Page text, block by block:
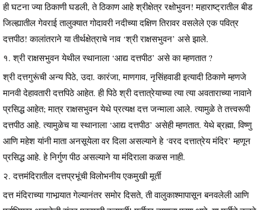
ही घटना ज्या ठिकाणी घडली, ते ठिकाण आहे श्रीक्षेत्र रक्षोभुवन! महाराष्ट्रातील बीड
जिल्ह्यातील गेवराई तालुक्यात गोदावरी नदीच्या दक्षिण तिरावर वसलेले एक पवित्र
दत्तपीठ! कालांतराने या तीर्थक्षेत्राचे नाव ‘श्री राक्षसभुवन’ असे झाले.
१. श्री राक्षसभुवन येथील स्थानाला ‘आद्य दत्तपीठ’ असे का म्हणतात ?
श्री दत्तगुरूंची अन्य पिठे, उदा. कारंजा, माणगाव, नृसिंहवाडी इत्यादी ठिकाणे म्हणजे
मानवी देहावतारी दत्तपिठे आहेत. ही पिठे श्री दत्तात्रेयाच्या त्या त्या अवताराच्या नावाने
प्रसिद्ध आहेत; मात्र राक्षसभुवन येथे प्रत्यक्ष दत्त जन्माला आले. त्यामुळे ते तत्त्वरूपी
दत्तपीठ आहे. त्यामुळेच या स्थानाला ‘आद्य दत्तपीठ’ असेही म्हणतात. येथे ब्रह्मा, विष्णु
आणि महेश यांनी माता अनसूयेला वर दिला असल्याने हे ‘वरद दत्तात्रेय मंदिर’ म्हणून
प्रसिद्ध आहे. हे निर्गुण पीठ असल्याने या मंदिराला कळस नाही.
२. दत्तमंदिरातील दत्तप्रभूंची विलोभनीय एकमुखी मूर्ती
दत्त मंदिराच्या गाभार्‍यात गेल्यानंतर समोर दिसते, ती वालुकाश्मापासून बनवलेली आणि